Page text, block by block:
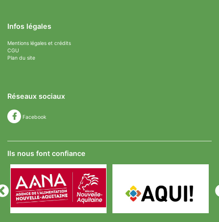
Infos légales
Mentions légales et crédits
CGU
Plan du site
Réseaux sociaux
Facebook
Ils nous font confiance